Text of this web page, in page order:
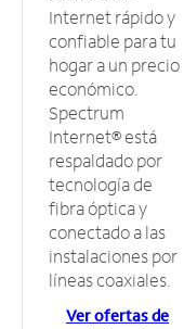
Internet rápido y
confiable para tu
hogar a un precio
económico.
Spectrum
Internet® está
respaldado por
tecnología de
fibra óptica y
conectado a las
instalaciones por
líneas coaxiales.
Ver ofertas de